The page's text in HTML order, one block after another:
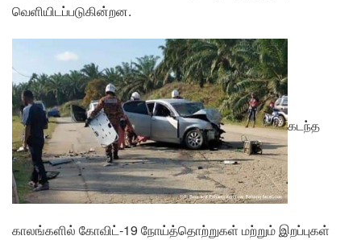
வெளியிடப்படுகின்றன.
கடந்த
காலங்களில் கோவிட்-19 நோய்த்தொற்றுகள் மற்றும் இறப்புகள்